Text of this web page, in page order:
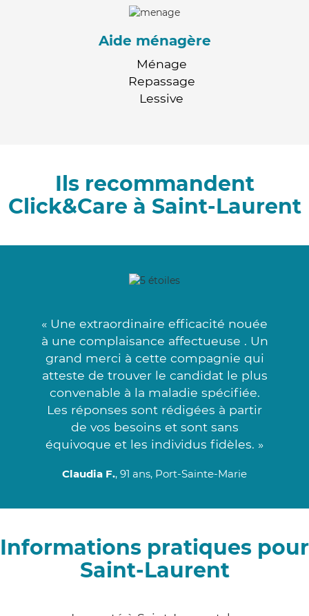
Aide ménagère
Ménage
Repassage
Lessive
Ils recommandent
Click&Care à Saint-Laurent
« Une extraordinaire efficacité nouée
à une complaisance affectueuse . Un
grand merci à cette compagnie qui
atteste de trouver le candidat le plus
convenable à la maladie spécifiée.
Les réponses sont rédigées à partir
de vos besoins et sont sans
équivoque et les individus fidèles. »
Claudia F., 91 ans, Port-Sainte-Marie
Informations pratiques pour
Saint-Laurent